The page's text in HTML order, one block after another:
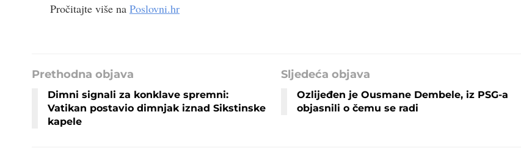
Pročitajte više na Poslovni.hr
Prethodna objava
Dimni signali za konklave spremni:
Vatikan postavio dimnjak iznad Sikstinske
kapele
Sljedeća objava
Ozlijeđen je Ousmane Dembele, iz PSG-a
objasnili o čemu se radi